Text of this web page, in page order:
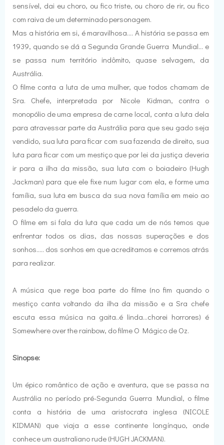
sensível, dai eu choro, ou fico triste, ou choro de rir, ou fico
com raiva de um determinado personagem.
Mas a história em si, é maravilhosa.... A história se passa em
1939, quando se dá a Segunda Grande Guerra Mundial... e
se passa num território indômito, quase selvagem, da
Austrália.
O filme conta a luta de uma mulher, que todos chamam de
Sra. Chefe, interpretada por Nicole Kidman, contra o
monopólio de uma empresa de carne local, conta a luta dela
para atravessar parte da Austrália para que seu gado seja
vendido, sua luta para ficar com sua fazenda de direito, sua
luta para ficar com um mestiço que por lei da justiça deveria
ir para a ilha da missão, sua luta com o boiadeiro (Hugh
Jackman) para que ele fixe num lugar com ela, e forme uma
família, sua luta em busca da sua nova família em meio ao
pesadelo da guerra.
O filme em si fala da luta que cada um de nós temos que
enfrentar todos os dias, das nossas superações e dos
sonhos..... dos sonhos em que acreditamos e corremos atrás
para realizar.
A música que rege boa parte do filme (no fim quando o
mestiço canta voltando da ilha da missão e a Sra chefe
escuta essa música na gaita..é linda...chorei horrores) é
Somewhere over the rainbow, do filme O Mágico de Oz.
Sinopse:
Um épico romântico de ação e aventura, que se passa na
Austrália no período pré-Segunda Guerra Mundial, o filme
conta a história de uma aristocrata inglesa (NICOLE
KIDMAN) que viaja a esse continente longínquo, onde
conhece um australiano rude (HUGH JACKMAN).